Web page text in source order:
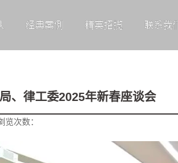
经典案例 精英招揽 联系我们
、律工委2025年新春座谈会
览次数：